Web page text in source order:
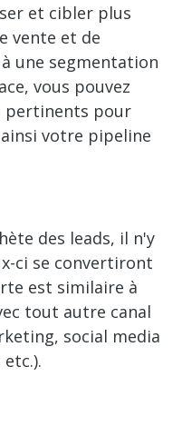
et cibler plus
vente et de
une segmentation
vous pouvez
pertinents pour
votre pipeline
des leads, il n'y
ci se convertiront
est similaire à
tout autre canal
social media